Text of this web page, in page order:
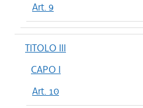
Art. 9
TITOLO III
CAPO I
Art. 10